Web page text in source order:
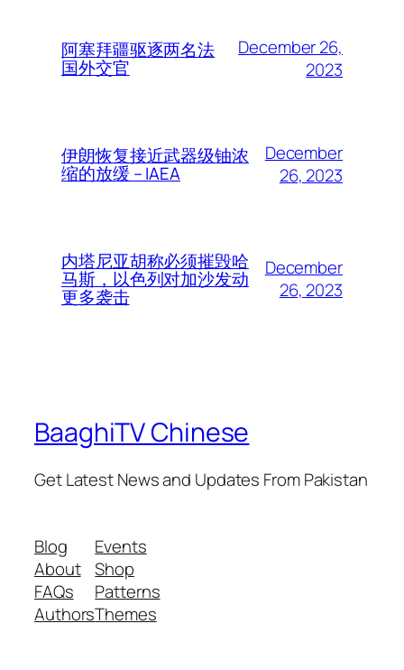
阿塞拜疆驱逐两名法
国外交官
December 26,
2023
伊朗恢复接近武器级铀浓
缩的放缓 – IAEA
December
26, 2023
内塔尼亚胡称必须摧毁哈
马斯，以色列对加沙发动
更多袭击
December
26, 2023
BaaghiTV Chinese
Get Latest News and Updates From Pakistan
Blog
About
FAQs
Authors
Events
Shop
Patterns
Themes